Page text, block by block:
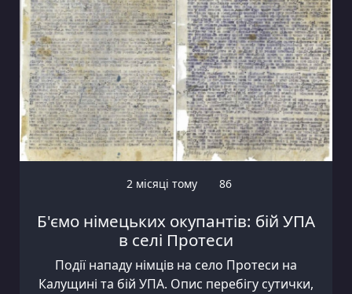
2 місяці тому 86
Б'ємо німецьких окупантів: бій УПА
в селі Протеси
Події нападу німців на село Протеси на
Калущині та бій УПА. Опис перебігу сутички,